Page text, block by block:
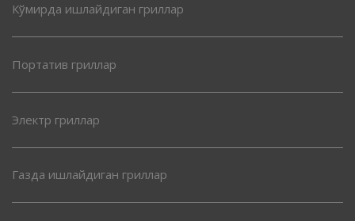
Кўмирда ишлайдиган гриллар
Портатив гриллар
Электр гриллар
Газда ишлайдиган гриллар